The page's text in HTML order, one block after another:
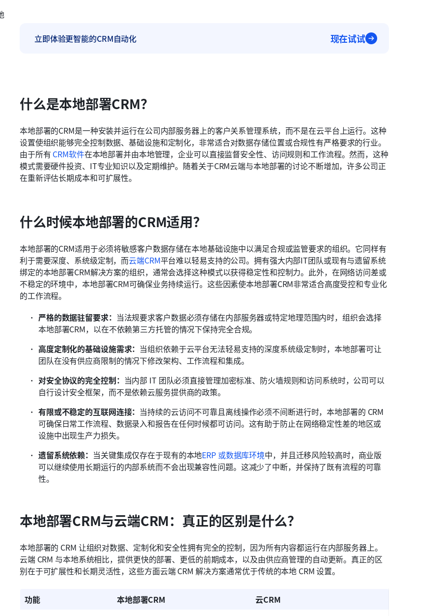
立即体验更智能的CRM自动化 现在试试
什么是本地部署CRM？
本地部署的CRM是一种安装并运行在公司内部服务器上的客户关系管理系统，而不是在云平台上运行。这种
设置使组织能够完全控制数据、基础设施和定制化，非常适合对数据存储位置或合规性有严格要求的行业。
由于所有 CRM软件在本地部署并由本地管理，企业可以直接监督安全性、访问规则和工作流程。然而，这种
模式需要硬件投资、IT专业知识以及定期维护。随着关于CRM云端与本地部署的讨论不断增加，许多公司正
在重新评估长期成本和可扩展性。
什么时候本地部署的CRM适用？
本地部署的CRM适用于必须将敏感客户数据存储在本地基础设施中以满足合规或监管要求的组织。它同样有
利于需要深度、系统级定制，而云端CRM平台难以轻易支持的公司。拥有强大内部IT团队或现有与遗留系统
绑定的本地部署CRM解决方案的组织，通常会选择这种模式以获得稳定性和控制力。此外，在网络访问差或
不稳定的环境中，本地部署CRM可确保业务持续运行。这些因素使本地部署CRM非常适合高度受控和专业化
的工作流程。
严格的数据驻留要求： 当法规要求客户数据必须存储在内部服务器或特定地理范围内时，组织会选择
本地部署CRM，以在不依赖第三方托管的情况下保持完全合规。
高度定制化的基础设施需求： 当组织依赖于云平台无法轻易支持的深度系统级定制时，本地部署可让
团队在没有供应商限制的情况下修改架构、工作流程和集成。
对安全协议的完全控制： 当内部 IT 团队必须直接管理加密标准、防火墙规则和访问系统时，公司可以
自行设计安全框架，而不是依赖云服务提供商的政策。
有限或不稳定的互联网连接： 当持续的云访问不可靠且离线操作必须不间断进行时，本地部署的 CRM
可确保日常工作流程、数据录入和报告在任何时候都可访问。这有助于防止在网络稳定性差的地区或
设施中出现生产力损失。
遗留系统依赖： 当关键集成仅存在于现有的本地ERP 或数据库环境中，并且迁移风险较高时，商业版
可以继续使用长期运行的内部系统而不会出现兼容性问题。这减少了中断，并保持了既有流程的可靠
性。
本地部署CRM与云端CRM：真正的区别是什么？
本地部署的 CRM 让组织对数据、定制化和安全性拥有完全的控制，因为所有内容都运行在内部服务器上。
云端 CRM 与本地系统相比，提供更快的部署、更低的前期成本，以及由供应商管理的自动更新。真正的区
别在于可扩展性和长期灵活性，这些方面云端 CRM 解决方案通常优于传统的本地 CRM 设置。
功能 本地部署CRM 云CRM